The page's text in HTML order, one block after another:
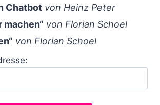
Chatbot von Heinz Peter
machen“ von Florian Schoel
von Florian Schoel